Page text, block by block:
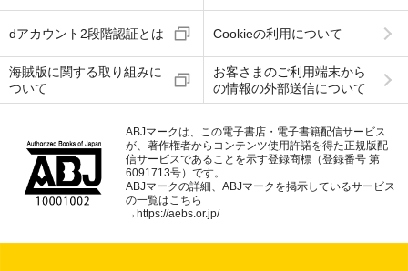
dアカウント2段階認証とは Cookieの利用について
海賊版に関する取り組みに
ついて
お客さまのご利用端末から
の情報の外部送信について
ABJマークは、この電子書店・電子書籍配信サービス
が、著作権者からコンテンツ使用許諾を得た正規版配
信サービスであることを示す登録商標（登録番号 第
6091713号）です。
ABJマークの詳細、ABJマークを掲示しているサービス
の一覧はこちら
→https://aebs.or.jp/